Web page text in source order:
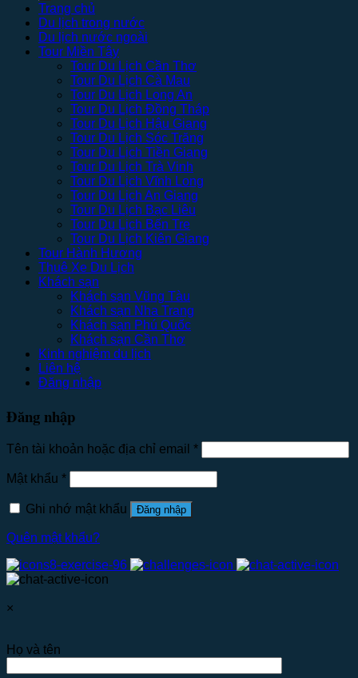
Trang chủ
Du lịch trong nước
Du lịch nước ngoài
Tour Miền Tây
Tour Du Lịch Cần Thơ
Tour Du Lịch Cà Mau
Tour Du Lịch Long An
Tour Du Lịch Đồng Tháp
Tour Du Lịch Hậu Giang
Tour Du Lịch Sóc Trăng
Tour Du Lịch Tiền Giang
Tour Du Lịch Trà Vinh
Tour Du Lịch Vĩnh Long
Tour Du Lịch An Giang
Tour Du Lịch Bạc Liêu
Tour Du Lịch Bến Tre
Tour Du Lịch Kiên Giang
Tour Hành Hương
Thuê Xe Du Lịch
Khách sạn
Khách sạn Vũng Tàu
Khách sạn Nha Trang
Khách sạn Phú Quốc
Khách sạn Cần Thơ
Kinh nghiệm du lịch
Liên hệ
Đăng nhập
Đăng nhập
Tên tài khoản hoặc địa chỉ email *
Mật khẩu *
Ghi nhớ mật khẩu Đăng nhập
Quên mật khẩu?
×
Họ và tên